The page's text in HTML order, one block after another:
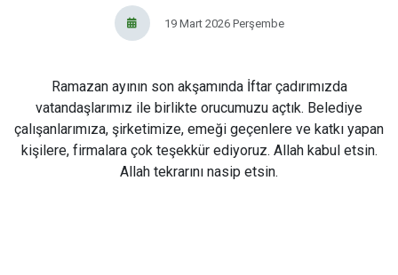
19 Mart 2026 Perşembe
Ramazan ayının son akşamında İftar çadırımızda
vatandaşlarımız ile birlikte orucumuzu açtık. Belediye
çalışanlarımıza, şirketimize, emeği geçenlere ve katkı yapan
kişilere, firmalara çok teşekkür ediyoruz. Allah kabul etsin.
Allah tekrarını nasip etsin.